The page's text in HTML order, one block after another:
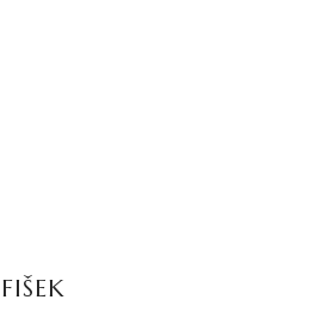
FIŠEK